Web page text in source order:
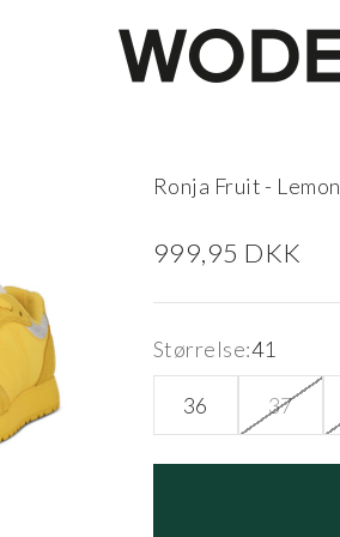
woden.dk
Ronja Fruit - Lemon
Salgspris
999,95 DKK
Størrelse:41
36 37